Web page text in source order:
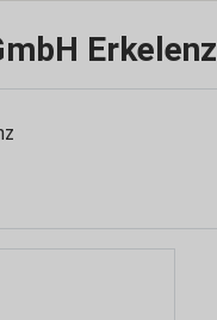
Erkelenz